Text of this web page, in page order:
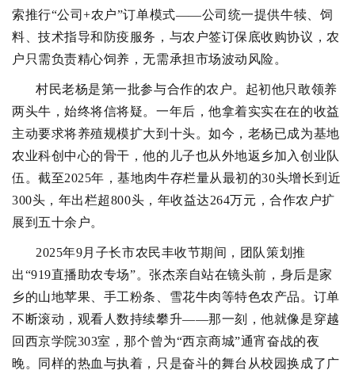
索推行“公司+农户”订单模式——公司统一提供牛犊、饲
料、技术指导和防疫服务，与农户签订保底收购协议，农
户只需负责精心饲养，无需承担市场波动风险。
村民老杨是第一批参与合作的农户。起初他只敢领养
两头牛，始终将信将疑。一年后，他拿着实实在在的收益
主动要求将养殖规模扩大到十头。如今，老杨已成为基地
农业科创中心的骨干，他的儿子也从外地返乡加入创业队
伍。截至2025年，基地肉牛存栏量从最初的30头增长到近
300头，年出栏超800头，年收益达264万元，合作农户扩
展到五十余户。
2025年9月子长市农民丰收节期间，团队策划推
出“919直播助农专场”。张杰亲自站在镜头前，身后是家
乡的山地苹果、手工粉条、雪花牛肉等特色农产品。订单
不断滚动，观看人数持续攀升——那一刻，他就像是穿越
回西京学院303室，那个曾为“西京商城”通宵奋战的夜
晚。同样的热血与执着，只是奋斗的舞台从校园换成了广